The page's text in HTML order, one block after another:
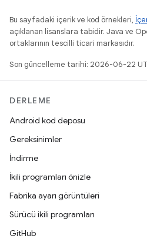
Bu sayfadaki içerik ve kod örnekleri,
açıklanan lisanslara tabidir. Java ve
ortaklarının tescilli ticari markasıdır.
Son güncelleme tarihi: 2026-06-22
DERLEME
Android kod deposu
Gereksinimler
İndirme
İkili programları önizle
Fabrika ayarı görüntüleri
Sürücü ikili programları
GitHub